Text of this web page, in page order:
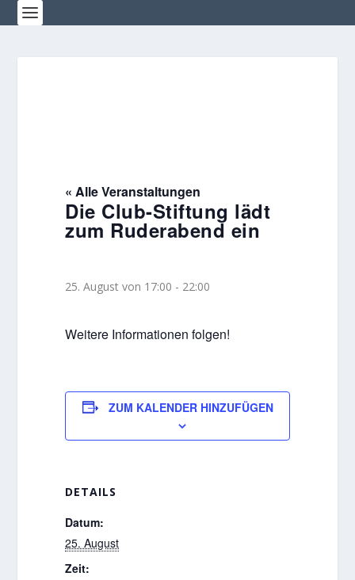
« Alle Veranstaltungen
Die Club-Stiftung lädt
zum Ruderabend ein
25. August von 17:00 - 22:00
Weitere Informationen folgen!
ZUM KALENDER HINZUFÜGEN
DETAILS
Datum:
25. August
Zeit: